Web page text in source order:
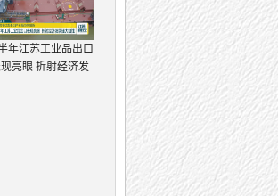
年江苏工业品出口
亮眼 折射经济发